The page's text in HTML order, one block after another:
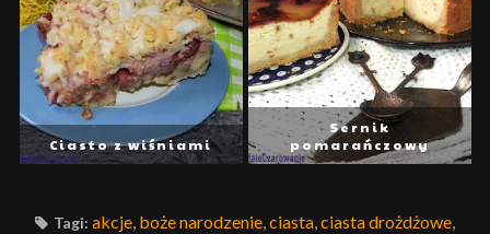
Ciasto z wiśniami
Sernik
pomarańczowy
Tagi: akcje boże narodzenie ciasta ciasta drożdżowe